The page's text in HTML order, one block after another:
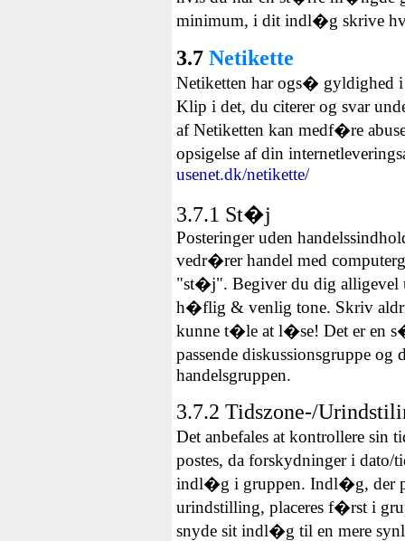
minimum, i dit indl�g skrive
3.7 Netikette
Netiketten har ogs� gyldighed
Klip i det, du citerer og svar
af Netiketten kan medf�re
opsigelse af din
usenet.dk/netikette/
3.7.1 St�j
Posteringer uden
vedr�rer handel med
"st�j". Begiver du dig
h�flig & venlig tone. Skriv
kunne t�le at l�se! Det er en
passende diskussionsgruppe
handelsgruppen.
3.7.2 Tidszone-/
Det anbefales at kontrollere sin
postes, da forskydninger i
indl�g i gruppen. Indl�g, der
urindstilling, placeres f�rst i
snyde sit indl�g til en mere